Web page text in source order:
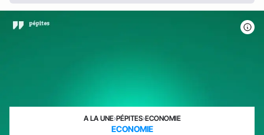
A LA UNE›PÉPITES›ECONOMIE
ECONOMIE